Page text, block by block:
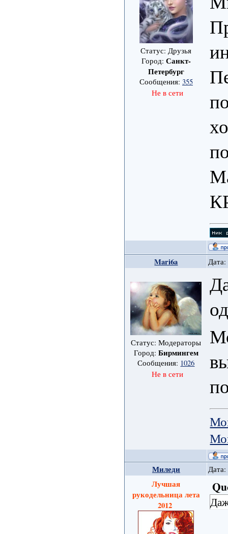
Статус: Друзья
Город: Санкт-
Петербург
Сообщения: 355
Не в сети
Mari6a Дата:
Статус: Модераторы
Город: Бирмингем
Сообщения: 1026
Не в сети
Миледи Дата:
Лучшая
рукодельница лета
2012